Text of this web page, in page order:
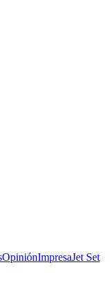
OpiniónImpresaJet Set